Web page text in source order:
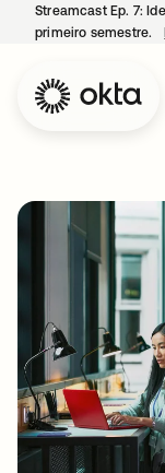
Streamcast Ep. 7:
primeiro semestre.